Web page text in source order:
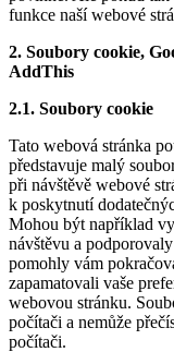
funkce naší webové
2. Soubory cookie,
AddThis
2.1. Soubory cookie
Tato webová stránka
představuje malý
při návštěvě webové
k poskytnutí
Mohou být například
návštěvu a
pomohly vám
zapamatovali vaše
webovou stránku.
počítači a nemůže
počítači.